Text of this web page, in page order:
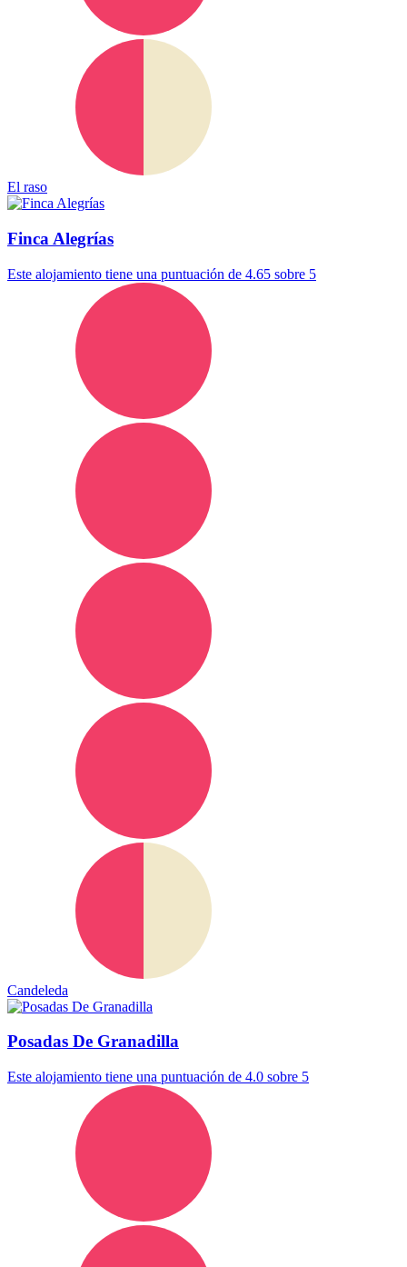
El raso
Finca Alegrías
Este alojamiento tiene una puntuación de 4.65 sobre 5
Candeleda
Posadas De Granadilla
Este alojamiento tiene una puntuación de 4.0 sobre 5